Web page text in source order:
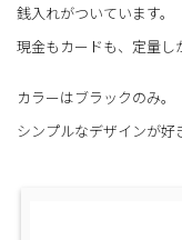
銭入れがついています。
現金もカードも、定量し
カラーはブラックのみ。
シンプルなデザインが好